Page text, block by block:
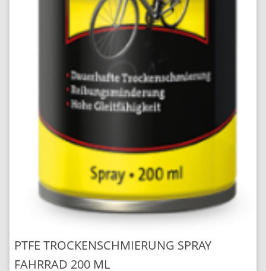
PTFE TROCKENSCHMIERUNG SPRAY
FAHRRAD 200 ML